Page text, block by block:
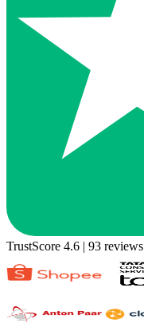
TrustScore 4.6 | 93 reviews